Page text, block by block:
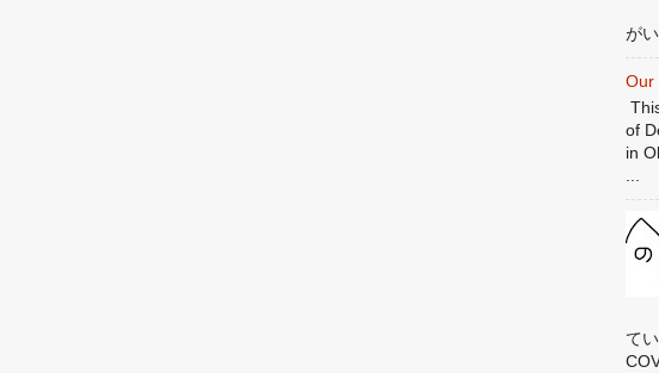
が
Our
of
in
て